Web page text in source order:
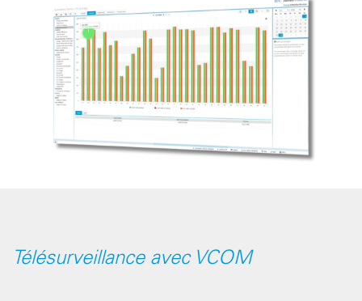
Télésurveillance avec VCOM